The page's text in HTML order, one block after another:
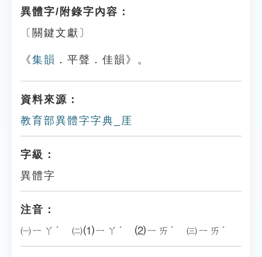
異體字/附錄字內容：
〔關鍵文獻〕
《集韻 ．平聲．佳韻》。
資料來源：
教育部異體字字典_厓
字級：
異體字
注音：
㈠ㄧㄚˊ ㈡⑴ㄧㄚˊ ⑵ㄧㄞˊ ㈢ㄧㄞˊ